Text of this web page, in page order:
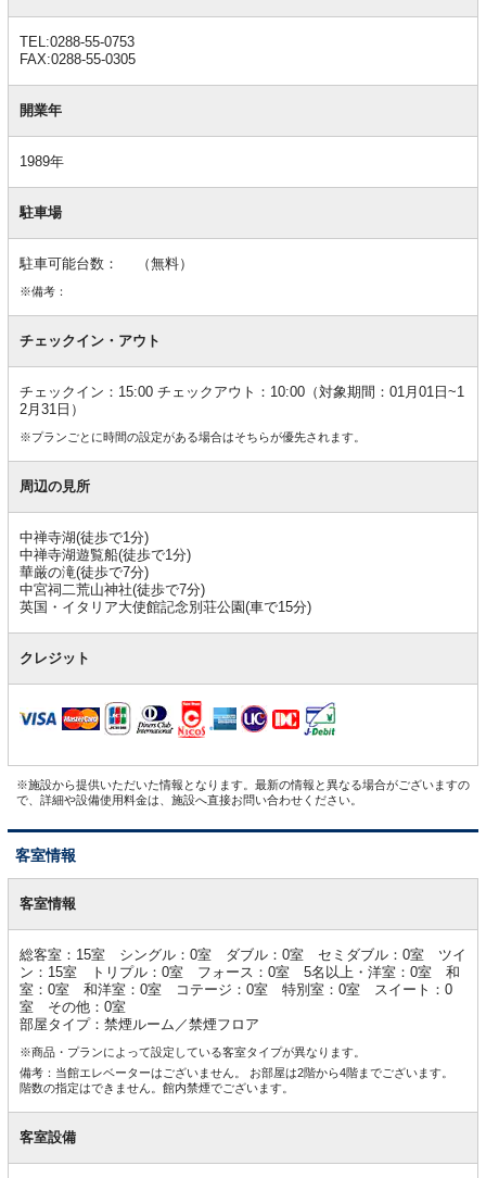
TEL:0288-55-0753
FAX:0288-55-0305
開業年
1989年
駐車場
駐車可能台数： （無料）
※備考：
チェックイン・アウト
チェックイン：15:00 チェックアウト：10:00（対象期間：01月01日~1
2月31日）
※プランごとに時間の設定がある場合はそちらが優先されます。
周辺の見所
中禅寺湖(徒歩で1分)
中禅寺湖遊覧船(徒歩で1分)
華厳の滝(徒歩で7分)
中宮祠二荒山神社(徒歩で7分)
英国・イタリア大使館記念別荘公園(車で15分)
クレジット
※施設から提供いただいた情報となります。最新の情報と異なる場合がございますの
で、詳細や設備使用料金は、施設へ直接お問い合わせください。
客室情報
室客室情報
総客室：15室 シングル：0室 ダブル：0室 セミダブル：0室 ツイ
ン：15室 トリプル：0室 フォース：0室 5名以上・洋室：0室 和
室：0室 和洋室：0室 コテージ：0室 特別室：0室 スイート：0
室 その他：0室
部屋タイプ：禁煙ルーム／禁煙フロア
※商品・プランによって設定している客室タイプが異なります。
備考：当館エレベーターはございません。 お部屋は2階から4階までございます。
階数の指定はできません。館内禁煙でございます。
客室設備